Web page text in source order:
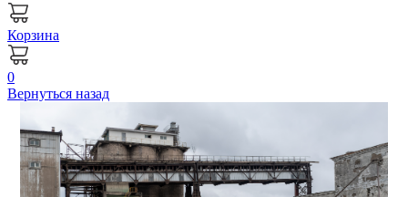
Корзина
0
Вернуться назад